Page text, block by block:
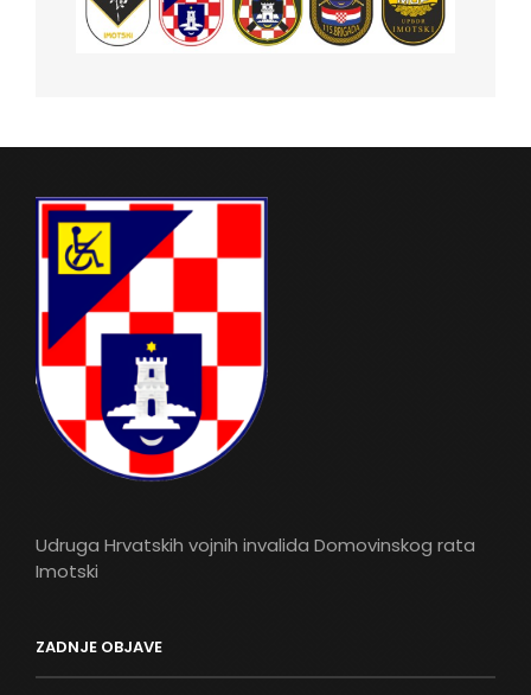
Udruga Hrvatskih vojnih invalida Domovinskog rata
Imotski
ZADNJE OBJAVE